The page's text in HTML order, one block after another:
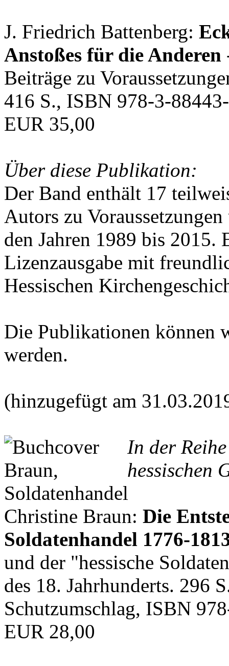
J. Friedrich Battenberg:
Anstoßes für die Anderen
Beiträge zu
416 S., ISBN 978-3-
EUR 35,00
Über diese Publikation:
Der Band enthält 17
Autors zu
den Jahren 1989 bis 2015.
Lizenzausgabe mit
Hessischen
Die Publikationen können
werden.
(hinzugefügt am
In der
hessischen
Christine Braun: Die
Soldatenhandel 1776-
und der "hessische
des 18. Jahrhunderts. 296
Schutzumschlag, ISBN
EUR 28,00